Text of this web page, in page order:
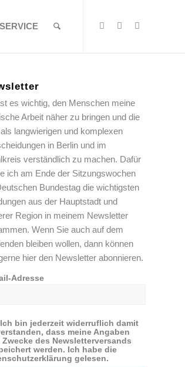
SERVICE
es wichtig, den Menschen meine
Arbeit näher zu bringen und die
langwierigen und komplexen
in Berlin und im
verständlich zu machen. Dafür
ich am Ende der Sitzungswochen
Bundestag die wichtigsten
aus der Hauptstadt und
Region in meinem Newsletter
Wenn Sie auch auf dem
bleiben wollen, dann können
hier den Newsletter abonnieren.
Adresse
Ich bin jederzeit widerruflich damit
dass meine Angaben
Zwecke des Newsletterversands
werden. Ich habe die
gelesen.